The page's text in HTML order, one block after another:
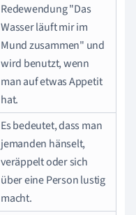
Redewendung "Das
Wasser läuft mir im
Mund zusammen" und
wird benutzt, wenn
man auf etwas Appetit
hat.
Es bedeutet, dass man
jemanden hänselt,
veräppelt oder sich
über eine Person lustig
macht.